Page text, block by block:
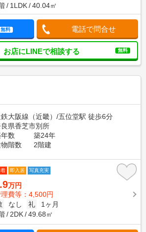
1LDK 40.04㎡
無料 電話で問合せ
お店にLINEで相談する 無料
大阪線（近畿）/五位堂駅 徒歩6分
県香芝市別所
数
築24年
階数
2階建
即入居 写真充実
万円
費等：4,500円
なし 礼
1ヶ月
2DK 49.68㎡